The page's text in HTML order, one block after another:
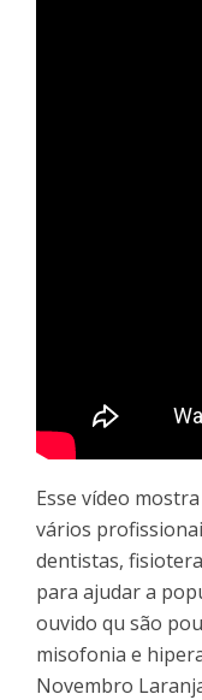
Esse vídeo
vários
dentistas,
para ajudar a
ouvido qu são
misofonia e
Novembro